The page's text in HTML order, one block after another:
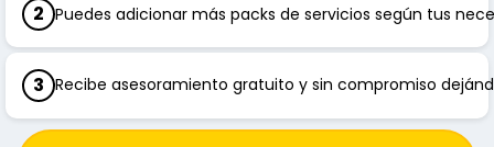
2 Puedes adicionar más packs de servicios según tus
3 Recibe asesoramiento gratuito y sin compromiso